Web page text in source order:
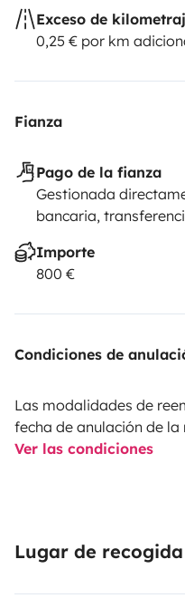
Exceso de
0,25 € por km
Fianza
Pago de la fianza
Gestionada
bancaria,
Importe
800 €
Condiciones de
Las modalidades de
fecha de anulación de la
Ver las condiciones
Lugar de recogida